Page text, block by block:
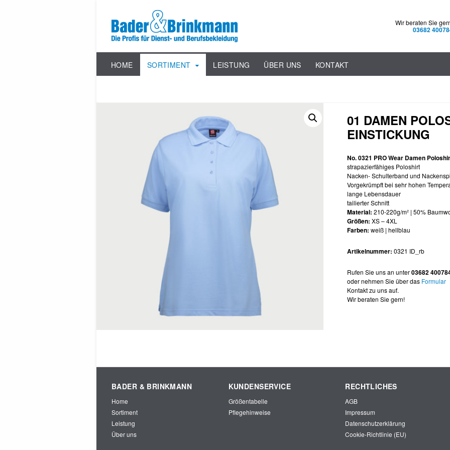
Wir beraten Sie
03682
HOME SORTIMENT LEISTUNG ÜBER UNS KONTAKT
01 DAMEN
EINSTICKUNG
No. 0321 PRO Wear Damen
strapazierfähiges Poloshirt
Nacken- Schulterband und
Vorgekrümpft bei sehr hohen
lange Lebensdauer
tailierter Schnitt
Material: 210-220g/m² | 50%
Größen: XS – 4XL
Farben: weiß | hellblau
Artikelnummer: 0321 ID_rb
Rufen Sie uns an unter03682
oder nehmen Sie über das Formular
Kontakt zu uns auf.
Wir beraten Sie gern!
BADER & BRINKMANN
Home
Sortiment
Leistung
Über uns
KUNDENSERVICE
Größentabelle
Pflegehinweise
RECHTLICHES
AGB
Impressum
Datenschutzerklärung
Cookie-Richtlinie (EU)